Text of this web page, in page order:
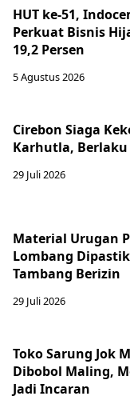
HUT ke-51,
Perkuat Bisnis
19,2 Persen
5 Agustus 2026
Cirebon Siaga
Karhutla, Berlaku
29 Juli 2026
Material Urugan
Lombang
Tambang Berizin
29 Juli 2026
Toko Sarung Jok
Dibobol Maling,
Jadi Incaran